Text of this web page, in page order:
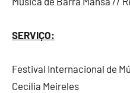
SERVIÇO:
Festival Internacional de
Cecília Meireles